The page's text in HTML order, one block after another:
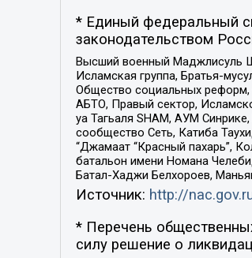
* Единый федеральный
законодательством
Высший военный Маджлисуль
Исламская группа, Братья-
Общество социальных
АБТО, Правый сектор,
уа Тагьаля SHAM, АУМ
сообщество Сеть, Катиба
“Джамаат “Красный пахарь”,
батальон имени Номана
Батал-Хаджи Белхороев,
Источник: http://
* Перечень
силу решение о